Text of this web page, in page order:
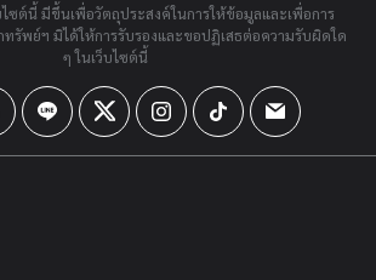
ซต์นี้ มีขึ้นเพื่อวัตถุประสงค์ในการให้ข้อมูลและเพื่อการ
รัพย์ฯ มิได้ให้การรับรองและขอปฏิเสธต่อความรับผิดใด
ๆ ในเว็บไซต์นี้